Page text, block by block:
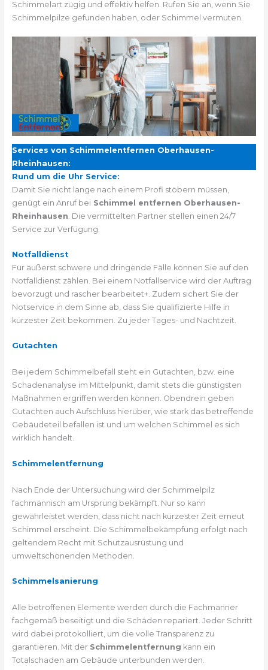
Schimmelart zügig und effektiv helfen. Rufen Sie an, wenn Sie
Schimmelpilze gefunden haben, oder Schimmel vermuten.
Services von Schimmelentfernen Oberhausen-
Rheinhausen:
Rund um die Uhr Service:
Damit Sie nicht lange nach einem Profi stöbern müssen,
genügt ein Anruf bei Schimmel entfernen Oberhausen-
Rheinhausen . Die vermittelten Partner stellen einen 24/7
Service zur Verfügung.
Notfalldienst
Für äußerst schwere und dringende Fälle können Sie auf den
Notfalldienst zählen. Bei einem Notfallservice wird der Auftrag
bevorzugt und rascher bearbeitet+. Zudem sichert Sie der
Notservice in dem Sinne ab, dass Sie qualifizierte Hilfe in
kürzester Zeit bekommen. Zu jeder Tages- und Nachtzeit.
Gutachten
Bei jedem Schimmelbefall steht ein Gutachten, bzw. eine
Schadenanalyse im Mittelpunkt, damit stets die günstigsten
Maßnahmen ergriffen werden können. Obendrein geben
Gutachten auch Aufschluss hierüber, wie stark das betreffende
Gebäudeteil befallen ist und um welchen Schimmel es sich
wirklich handelt.
Schimmelentfernung
Nach Ende der Untersuchung wird der Schimmelpilz
fachmännisch am Ursprung bekämpft. Nur so kann
gewährleistet werden, dass nicht nach kürzester Zeit erneut
Schimmel erscheint. Die Schimmelbekämpfung erfolgt nach
geltendem Recht mit Schutzausrüstung und
umweltschonenden Methoden.
Schimmelsanierung
Alle betroffenen Elemente werden durch die Fachmänner
fachgemäß beseitigt und die Schäden repariert. Jeder Schritt
wird dabei protokolliert, um die volle Transparenz zu
garantieren. Mit der Schimmelentfernung kann ein
Totalschaden am Gebäude unterbunden werden.